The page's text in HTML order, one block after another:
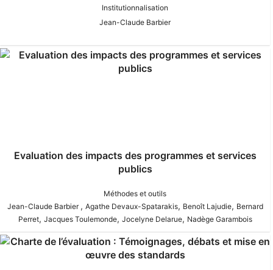
Institutionnalisation
Jean-Claude Barbier
Evaluation des impacts des programmes et services
publics
Méthodes et outils
Jean-Claude Barbier , Agathe Devaux-Spatarakis, Benoît Lajudie, Bernard
Perret, Jacques Toulemonde, Jocelyne Delarue, Nadège Garambois